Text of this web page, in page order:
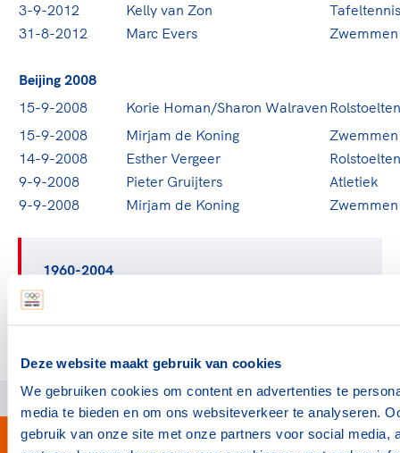
Deze website maakt gebruik van cookies
We gebruiken cookies om content en advertenties te
media te bieden en om ons websiteverkeer te analyseren.
gebruik van onze site met onze partners voor social media,
3-9-2012
Kelly van Zon
Tafeltennis
31-8-2012
Marc Evers Zwemmen
Beijing 2008
15-9-2008
Korie Homan/Sharon Walraven
15-9-2008
Mirjam de Koning
Zwemmen
14-9-2008
Esther Vergeer
9-9-2008
Pieter Gruijters
Atletiek
9-9-2008
Mirjam de Koning Zwemmen
1960-2004
Kijk hier voor de gouden paralympiërs in de